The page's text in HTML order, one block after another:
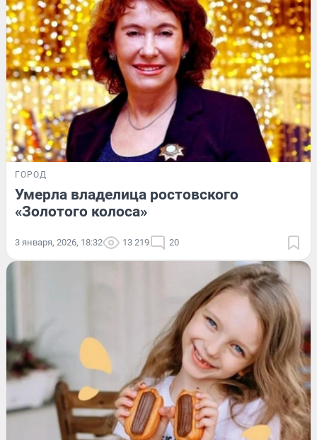
ГОРОД
Умерла владелица ростовского
«Золотого колоса»
3 января, 2026, 18:32 13 219 20